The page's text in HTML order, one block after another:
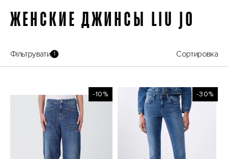
ЖЕНСКИЕ ДЖИНСЫ LIU JO
Фільтрувати 1 Сортировка
-10% -30%